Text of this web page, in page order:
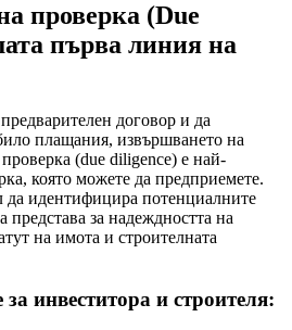
проверка (Due
първа линия на
договор и да
плащания, извършването на
(due diligence) е най-
която можете да предприемете.
да идентифицира потенциалните
представа за надеждността на
на имота и строителната
инвеститора и строителя: